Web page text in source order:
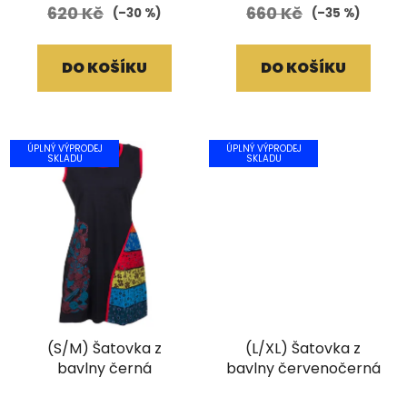
620 Kč (–30 %)
DO KOŠÍKU
660 Kč (–35 %)
DO KOŠÍKU
ÚPLNÝ VÝPRODEJ
SKLADU
(S/M) Šatovka z
bavlny černá
ÚPLNÝ VÝPRODEJ
SKLADU
(L/XL) Šatovka z
bavlny červenočerná